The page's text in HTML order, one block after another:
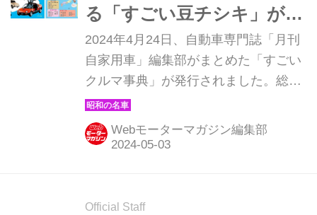
る「すごい豆チシキ」が親
子で楽しめる「すごいクル
マ事典」発売開始
2024年4月24日、自動車専門誌「月刊
自家用車」編集部がまとめた「すごい
クルマ事典」が発行されました。総ル
ビ・フルカラーなので、親子で一緒に
読んで楽しめる一冊です。
Webモーターマガジン編集部
Official Staff